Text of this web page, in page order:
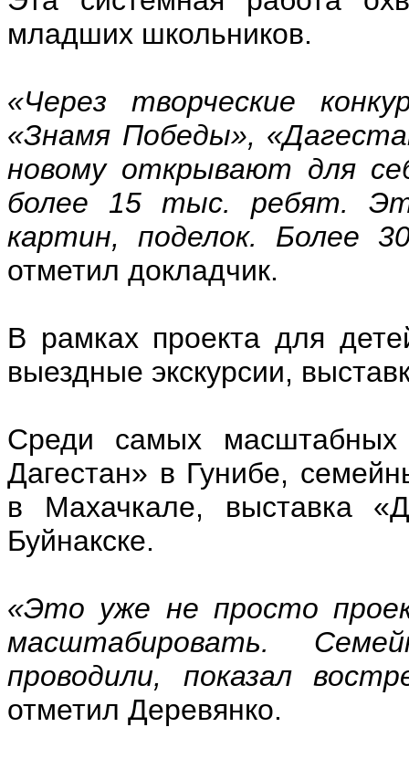
младших школьников.
«Через творческие
«Знамя Победы»,
новому открывают для
более 15 тыс. ребят.
картин, поделок. Более
отметил докладчик.
В рамках проекта для
выездные экскурсии,
Среди самых
Дагестан» в Гунибе,
в Махачкале, выставка
Буйнакске.
«Это уже не просто
масштабировать.
проводили, показал
отметил Деревянко.